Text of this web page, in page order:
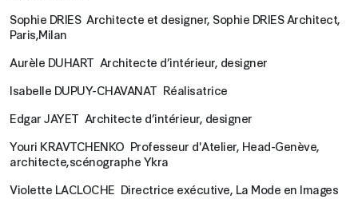
Sophie DRIES Architecte et designer, Sophie DRIES Architect,
Paris,Milan
Aurèle DUHART Architecte d’intérieur, designer
Isabelle DUPUY-CHAVANAT Réalisatrice
Edgar JAYET Architecte d’intérieur, designer
Youri KRAVTCHENKO Professeur d'Atelier, Head-Genève,
architecte,scénographe Ykra
Violette LACLOCHE Directrice exécutive, La Mode en Images